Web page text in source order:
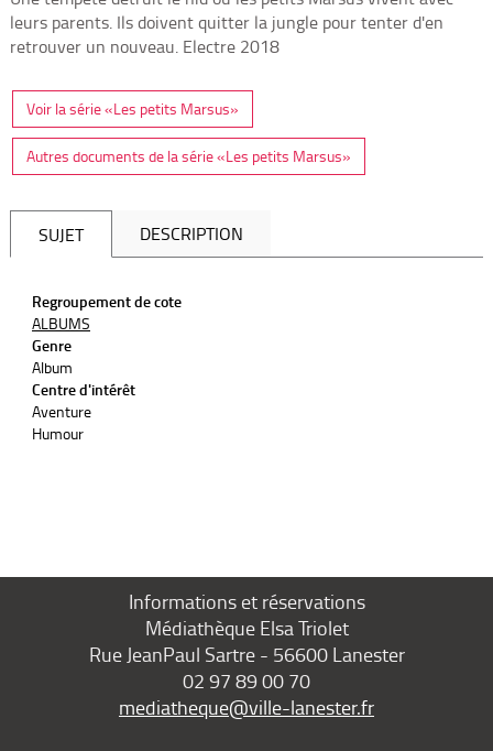
leurs parents. Ils doivent quitter la jungle pour tenter d'en
retrouver un nouveau. ­Electre 2018
Voir la série «Les petits Marsus»
Autres documents de la série «Les petits Marsus»
SUJET DESCRIPTION
Regroupement de cote
ALBUMS
Genre
Album
Centre d'intérêt
Aventure
Humour
Informations et réservations
Médiathèque Elsa Triolet
Rue JeanPaul Sartre - 56600 Lanester
02 97 89 00 70
mediatheque@ville-lanester.fr